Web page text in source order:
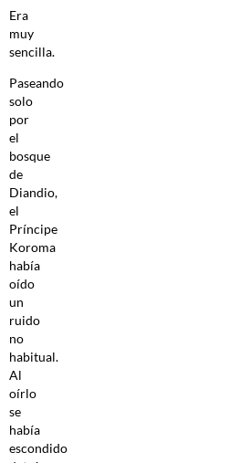
Era
muy
sencilla.
Paseando
solo
por
el
bosque
de
Diandio,
el
Príncipe
Koroma
había
oído
un
ruido
no
habitual.
Al
oírlo
se
había
escondido